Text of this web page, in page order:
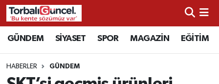
GÜNDEM SİYASET SPOR MAGAZİN EĞİTİM
HABERLER GÜNDEM
İzmir Nöbetçi Eczaneler
İzmir Hava Durumu